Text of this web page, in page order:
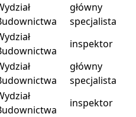
główny
specjalista
inspektor
główny
specjalista
inspektor